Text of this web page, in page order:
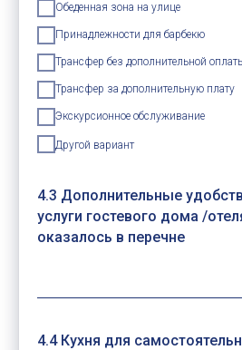
Обеденная зона на улице
Принадлежности для барбекю
Трансфер без дополнительной
Трансфер за дополнительную плату
Экскурсионное обслуживание
Другой вариант
4.3 Дополнительные
услуги гостевого дома /
оказалось в перечне
4.4 Кухня для